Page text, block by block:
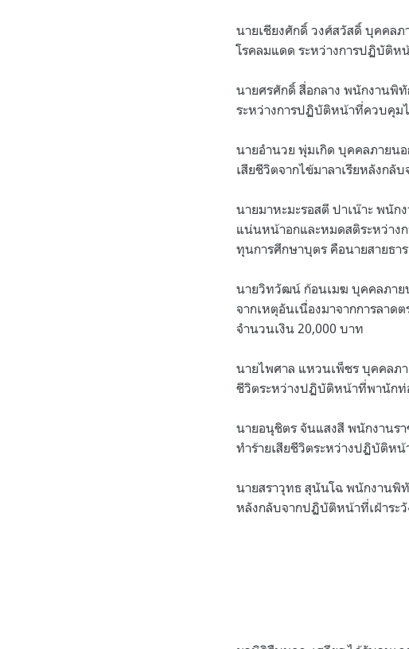
นายเชียงศักดิ์ วงศ์สวัสดิ์ บุคคล
โรคลมแดด ระหว่างการปฏิบัติห
นายศรศักดิ์ สื่อกลาง พนักงานพิ
ระหว่างการปฏิบัติหน้าที่ควบคุม
นายอำนวย พุ่มเกิด บุคคลภายน
เสียชีวิตจากไข้มาลาเรียหลังกลั
นายมาหะมะรอสตี ปาเน๊าะ พนั
แน่นหน้าอกและหมดสติระหว่าง
ทุนการศึกษาบุตร คือนายสายธาร
นายวิทวัฒน์ ก้อนเมฆ บุคคลภาย
จากเหตุอันเนื่องมาจากการลาด
จำนวนเงิน 20,000 บาท
นายไพศาล แหวนเพ็ชร บุคคลภ
ชีวิตระหว่างปฏิบัติหน้าที่พานักท่
นายอนุชิตร จันแสงสี พนักงานร
ทำร้ายเสียชีวิตระหว่างปฏิบัติห
นายสราวุทธ สุนันโฉ พนักงานพิ
หลังกลับจากปฏิบัติหน้าที่เฝ้าระ